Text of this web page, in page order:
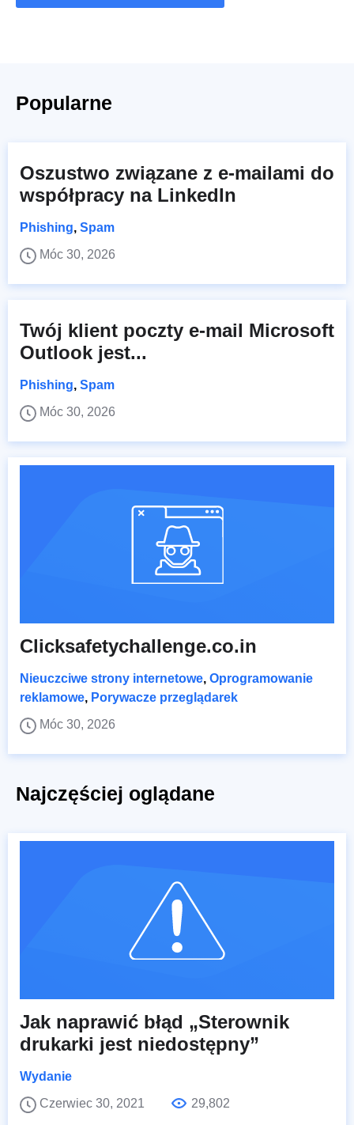
Popularne
Oszustwo związane z e-mailami do
współpracy na LinkedIn
Phishing, Spam
Móc 30, 2026
Twój klient poczty e-mail Microsoft
Outlook jest...
Phishing, Spam
Móc 30, 2026
Clicksafetychallenge.co.in
Nieuczciwe strony internetowe, Oprogramowanie
reklamowe, Porywacze przeglądarek
Móc 30, 2026
Najczęściej oglądane
Jak naprawić błąd „Sterownik
drukarki jest niedostępny”
Wydanie
Czerwiec 30, 2021
29,802